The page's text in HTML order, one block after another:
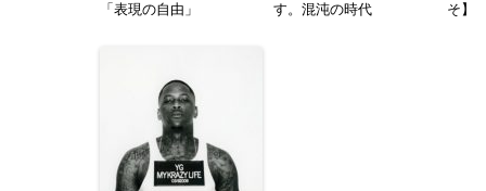
「表現の自由」 す。混沌の時代 そ】